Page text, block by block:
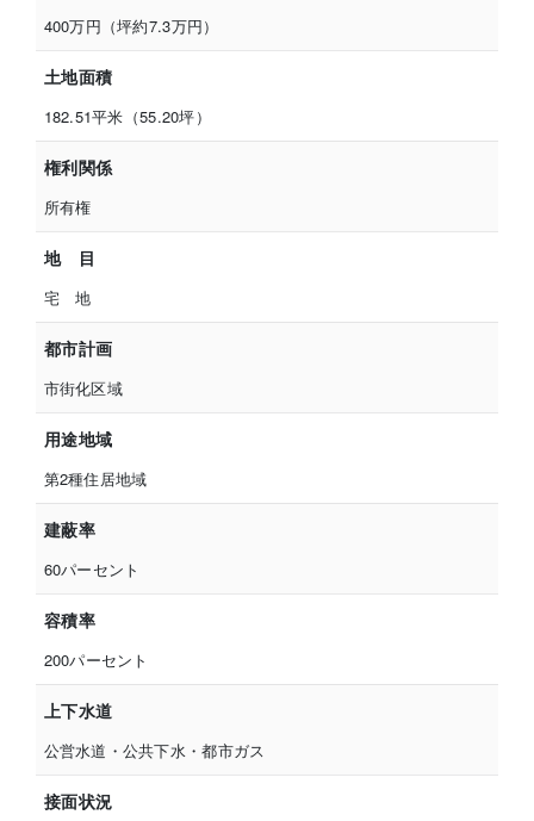
400万円（坪約7.3万円）
土地面積
182.51平米（55.20坪）
権利関係
所有権
地 目
宅 地
都市計画
市街化区域
用途地域
第2種住居地域
建蔽率
60パーセント
容積率
200パーセント
上下水道
公営水道・公共下水・都市ガス
接面状況